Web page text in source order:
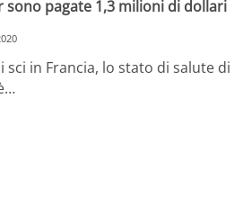
sono pagate 1,3 milioni di dollari
sci in Francia, lo stato di salute di